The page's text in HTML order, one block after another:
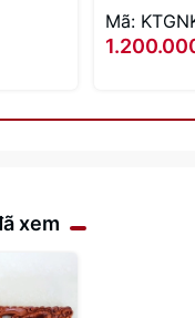
Mã:
xem